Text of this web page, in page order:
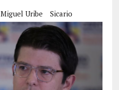
Miguel Uribe Sicario